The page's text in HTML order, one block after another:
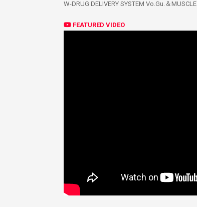
W-DRUG DELIVERY SYSTEM Vo.Gu.＆MUSCLE
FEATURED VIDEO